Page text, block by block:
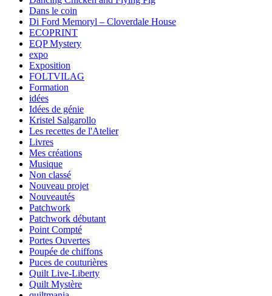
Dans le coin
Di Ford Memoryl – Cloverdale House
ECOPRINT
EQP Mystery
expo
Exposition
FOLTVILAG
Formation
idées
Idées de génie
Kristel Salgarollo
Les recettes de l'Atelier
Livres
Mes créations
Musique
Non classé
Nouveau projet
Nouveautés
Patchwork
Patchwork débutant
Point Compté
Portes Ouvertes
Poupée de chiffons
Puces de couturières
Quilt Live-Liberty
Quilt Mystère